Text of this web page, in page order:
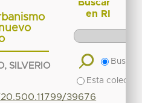
SILVERIO
39676
Buscar
en RI
Buscar
Esta